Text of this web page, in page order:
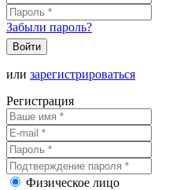
Забыли пароль?
Войти
или зарегистрироваться
Регистрация
Физическое лицо